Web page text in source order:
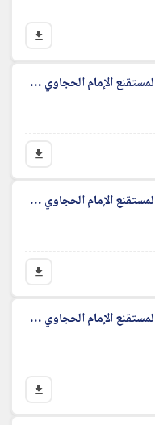
شرح كتاب الحج من كتاب زاد المستقنع الإمام الحجاوي - الدرس الخامس
شرح كتاب الحج من كتاب زاد المستقنع الإمام الحجاوي - الدرس السادس
شرح كتاب الحج من كتاب زاد المستقنع الإمام الحجاوي - الدرس السابع